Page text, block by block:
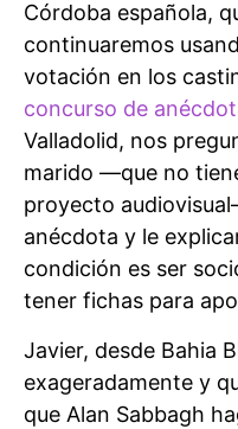
Córdoba española,
continuaremos
votación en los
concurso de
Valladolid, nos
marido —que no
proyecto
anécdota y le
condición es ser
tener fichas para
Javier, desde Bahia
exageradamente y
que Alan Sabbagh